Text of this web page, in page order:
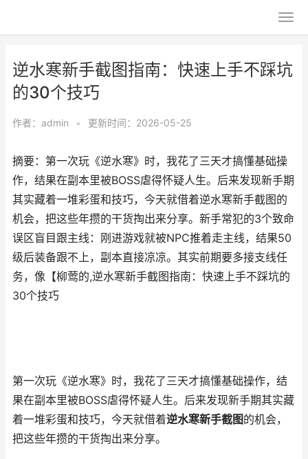
逆水寒新手截图指南：快速上手不踩坑
的30个技巧
作者： admin • 更新时间：2026-05-25
摘要：第一次玩《逆水寒》时，我花了三天才搞懂基础操
作，结果在副本里被BOSS虐得怀疑人生。后来发现新手期
其实藏着一堆彩蛋和技巧，今天就借着逆水寒新手截图的
机会，把这些年攒的干货掏出来分享。新手常犯的3个致命
误区盲目跟主线：刚进游戏就被NPC推着走主线，结果50
级后装备跟不上，副本直接凉凉。其实前期要多接支线任
务，像【柳莺的,逆水寒新手截图指南：快速上手不踩坑的
30个技巧
第一次玩《逆水寒》时，我花了三天才搞懂基础操作，结
果在副本里被BOSS虐得怀疑人生。后来发现新手期其实藏
着一堆彩蛋和技巧，今天就借着逆水寒新手截图的机会，
把这些年攒的干货掏出来分享。